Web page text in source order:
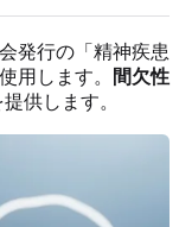
発行の「精神疾患
用します。
間欠性
供します。